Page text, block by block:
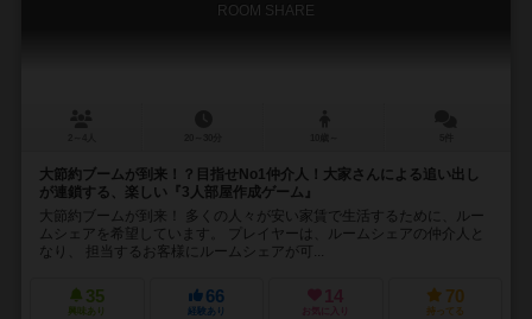
ROOM SHARE
大節約ブームが到来！？目指せNo1仲介人！大家さんによる追い出し
が連鎖する、楽しい『3人部屋作成ゲーム』
大節約ブームが到来！ 多くの人々が安い家賃で生活するために、ルー
ムシェアを希望しています。 プレイヤーは、ルームシェアの仲介人と
なり、 担当するお客様にルームシェアが可...
35
興味あり
66
経験あり
14
お気に入り
70
持ってる